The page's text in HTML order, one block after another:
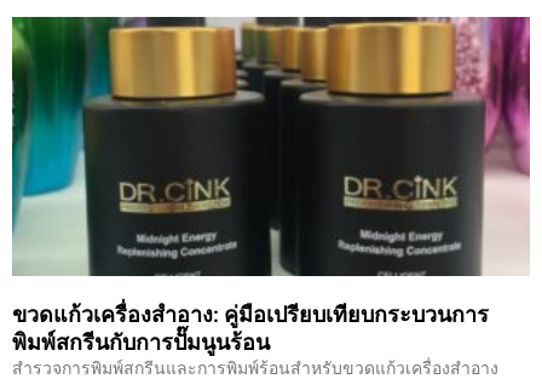
ขวดแก้วเครื่องสำอาง: คู่มือเปรียบเทียบกระบวนการ
พิมพ์สกรีนกับการปั๊มนูนร้อน
สำรวจการพิมพ์สกรีนและการพิมพ์ร้อนสำหรับขวดแก้วเครื่องสำอาง